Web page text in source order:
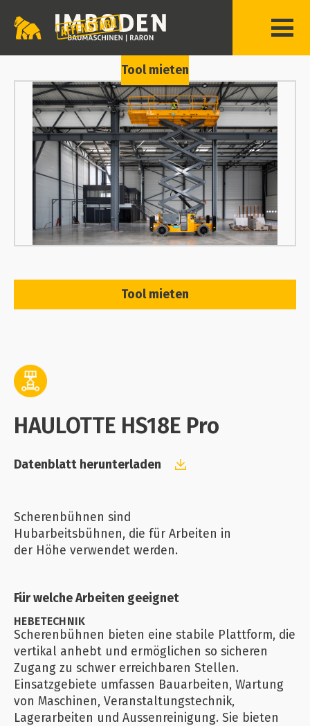
Tool mieten
HAULOTTE HS18E Pro
Datenblatt herunterladen
Scherenbühnen sind
Hubarbeitsbühnen, die für Arbeiten in
der Höhe verwendet werden.
Für welche Arbeiten geeignet
HEBETECHNIK
Scherenbühnen bieten eine stabile Plattform, die
vertikal anhebt und ermöglichen so sicheren
Zugang zu schwer erreichbaren Stellen.
Einsatzgebiete umfassen Bauarbeiten, Wartung
von Maschinen, Veranstaltungstechnik,
Lagerarbeiten und Aussenreinigung. Sie bieten
Tool mieten